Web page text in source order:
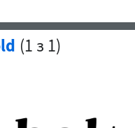
(1 з 1)